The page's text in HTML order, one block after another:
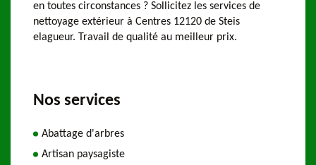
en toutes circonstances ? Sollicitez les services de
nettoyage extérieur à Centres 12120 de Steis
elagueur. Travail de qualité au meilleur prix.
Nos services
Abattage d'arbres
Artisan paysagiste